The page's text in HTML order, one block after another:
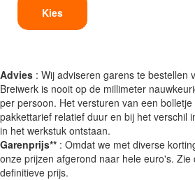
Kies
Advies : Wij adviseren garens te bestellen
Breiwerk is nooit op de millimeter
per persoon. Het versturen van een
pakkettarief relatief duur en bij het verschil
in het werkstuk ontstaan.
Garenprijs** : Omdat we met diverse
onze prijzen afgerond naar hele euro's.
definitieve prijs.